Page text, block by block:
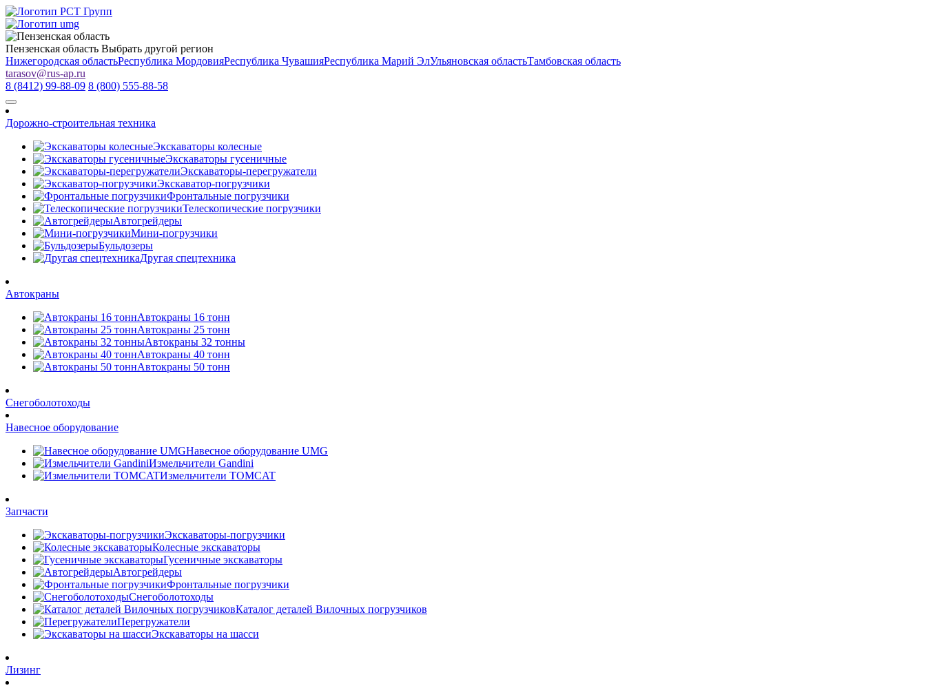
Пензенская область Выбрать другой регион
Нижегородская областьРеспублика МордовияРеспублика ЧувашияРеспублика Марий ЭлУльяновская областьТамбовская область
tarasov@rus-ap.ru
8 (8412) 99-88-09 8 (800) 555-88-58
Дорожно-строительная техника
Экскаваторы колесные
Экскаваторы гусеничные
Экскаваторы-перегружатели
Экскаватор-погрузчики
Фронтальные погрузчики
Телескопические погрузчики
Автогрейдеры
Мини-погрузчики
Бульдозеры
Другая спецтехника
Автокраны
Автокраны 16 тонн
Автокраны 25 тонн
Автокраны 32 тонны
Автокраны 40 тонн
Автокраны 50 тонн
Снегоболотоходы
Навесное оборудование
Навесное оборудование UMG
Измельчители Gandini
Измельчители TOMCAT
Запчасти
Экскаваторы-погрузчики
Колесные экскаваторы
Гусеничные экскаваторы
Автогрейдеры
Фронтальные погрузчики
Снегоболотоходы
Каталог деталей Вилочных погрузчиков
Перегружатели
Экскаваторы на шасси
Лизинг